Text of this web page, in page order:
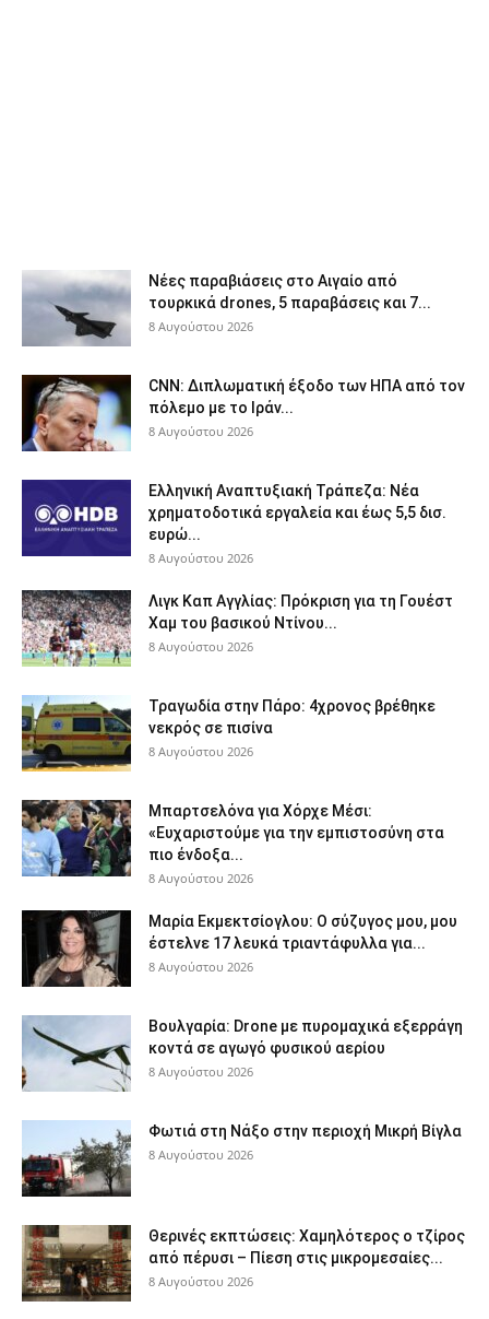
Νέες παραβιάσεις στο Αιγαίο από
τουρκικά drones, 5 παραβάσεις και 7...
8 Αυγούστου 2026
CNN: Διπλωματική έξοδο των ΗΠΑ από τον
πόλεμο με το Ιράν...
8 Αυγούστου 2026
Ελληνική Αναπτυξιακή Τράπεζα: Νέα
χρηματοδοτικά εργαλεία και έως 5,5 δισ.
ευρώ...
8 Αυγούστου 2026
Λιγκ Καπ Αγγλίας: Πρόκριση για τη Γουέστ
Χαμ του βασικού Ντίνου...
8 Αυγούστου 2026
Τραγωδία στην Πάρο: 4χρονος βρέθηκε
νεκρός σε πισίνα
8 Αυγούστου 2026
Μπαρτσελόνα για Χόρχε Μέσι:
«Ευχαριστούμε για την εμπιστοσύνη στα
πιο ένδοξα...
8 Αυγούστου 2026
Μαρία Εκμεκτσίογλου: O σύζυγος μου, μου
έστελνε 17 λευκά τριαντάφυλλα για...
8 Αυγούστου 2026
Βουλγαρία: Drone με πυρομαχικά εξερράγη
κοντά σε αγωγό φυσικού αερίου
8 Αυγούστου 2026
Φωτιά στη Νάξο στην περιοχή Μικρή Βίγλα
8 Αυγούστου 2026
Θερινές εκπτώσεις: Χαμηλότερος ο τζίρος
από πέρυσι – Πίεση στις μικρομεσαίες...
8 Αυγούστου 2026